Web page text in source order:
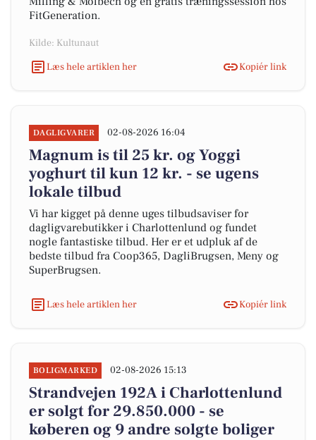
FitGeneration.
Kilde: Kultunaut
Læs hele artiklen her
Kopiér link
DAGLIGVARER 02-08-2026 16:04
Magnum is til 25 kr. og Yoggi
yoghurt til kun 12 kr. - se ugens
lokale tilbud
Vi har kigget på denne uges tilbudsaviser for
dagligvarebutikker i Charlottenlund og fundet
nogle fantastiske tilbud. Her er et udpluk af de
bedste tilbud fra Coop365, DagliBrugsen, Meny og
SuperBrugsen.
Læs hele artiklen her Kopiér link
BOLIGMARKED 02-08-2026 15:13
Strandvejen 192A i Charlottenlund
er solgt for 29.850.000 - se
køberen og 9 andre solgte boliger